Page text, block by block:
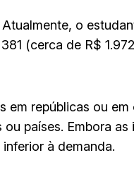
o
(cerca de R$
em repúblicas ou
países. Embora
à demanda.